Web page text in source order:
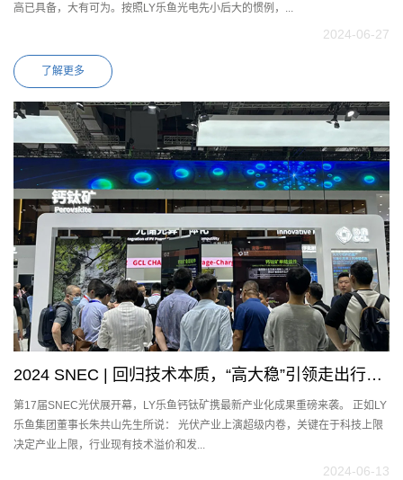
高已具备，大有可为。按照LY乐鱼光电先小后大的惯例，...
2024-06-27
了解更多
2024 SNEC | 回归技术本质，“高大稳”引领走出行业
内卷
第17届SNEC光伏展开幕，LY乐鱼钙钛矿携最新产业化成果重磅来袭。 正如LY
乐鱼集团董事长朱共山先生所说： 光伏产业上演超级内卷，关键在于科技上限
决定产业上限，行业现有技术溢价和发...
2024-06-13